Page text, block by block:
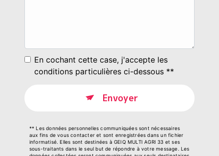
En cochant cette case, j'accepte les
conditions particulières ci-dessous **
Envoyer
** Les données personnelles communiquées sont nécessaires
aux fins de vous contacter et sont enregistrées dans un fichier
informatisé. Elles sont destinées à GEIQ MULTI AGRI 33 et ses
sous-traitants dans le seul but de répondre à votre message. Les